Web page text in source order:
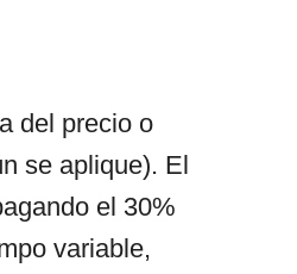
del precio o
se aplique). El
el 30%
variable,